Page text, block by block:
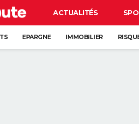
ACTUALITÉS
EPARGNE IMMOBILIER